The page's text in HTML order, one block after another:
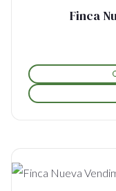
Finca